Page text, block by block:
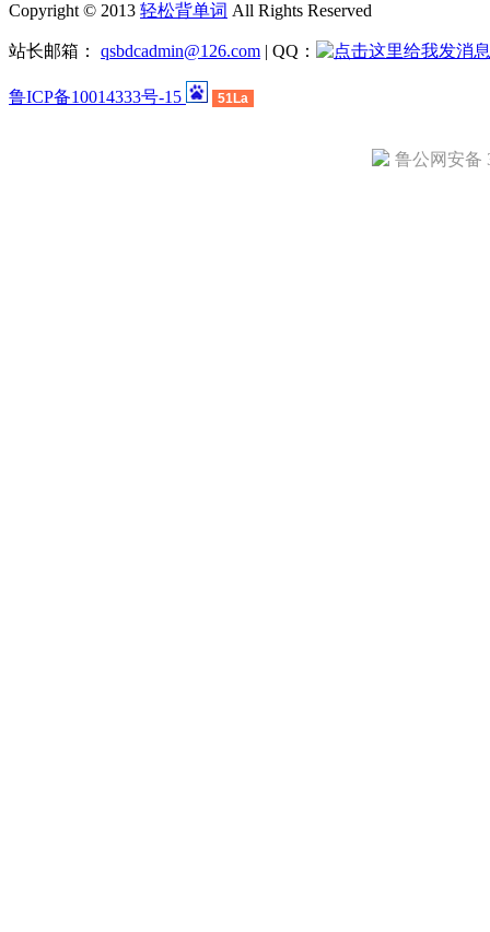
Copyright © 2013 轻松背单词 All Rights Reserved
站长邮箱： qsbdcadmin@126.com | QQ：
鲁ICP备10014333号-15 51La
鲁公网安备